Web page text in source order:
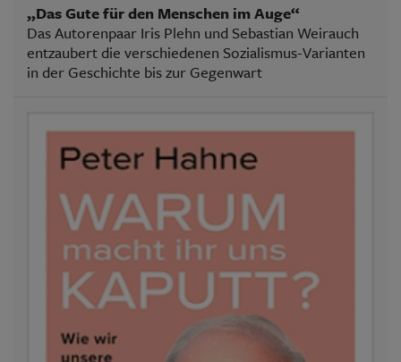
„Das Gute für den Menschen im Auge“
Das Autorenpaar Iris Plehn und Sebastian Weirauch
entzaubert die verschiedenen Sozialismus-Varianten
in der Geschichte bis zur Gegenwart